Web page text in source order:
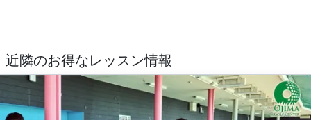
近隣のお得なレッスン情報